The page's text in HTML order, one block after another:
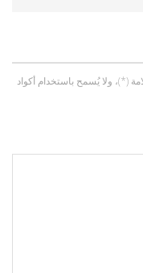
(*)، ولا يُسمح باستخدام أكواد